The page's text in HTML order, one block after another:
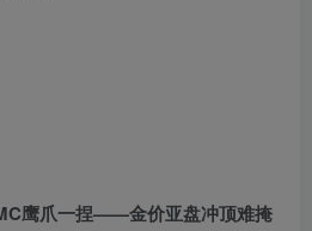
鹰爪一捏——金价亚盘冲顶难掩